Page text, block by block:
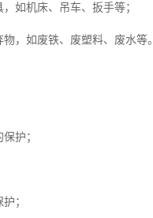
如机床、吊车、扳手等；
，如废铁、废塑料、废水等。
护；
；